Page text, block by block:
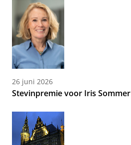
26 juni 2026
Stevinpremie voor Iris Sommer